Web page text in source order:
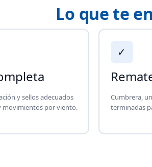
Lo que te
y sellos adecuados
movimientos por viento.
✓
Cumbrera,
terminadas